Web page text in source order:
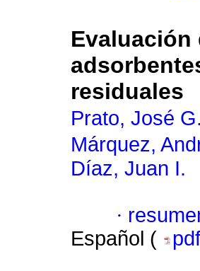
residuales
Prato, José G.
Márquez,
Díaz, Juan I.
·
Español (